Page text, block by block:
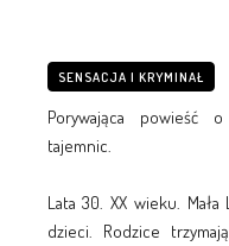
SENSACJA I KRYMINAŁ
Porywająca powieść
tajemnic.
Lata 30. XX wieku.
dzieci. Rodzice